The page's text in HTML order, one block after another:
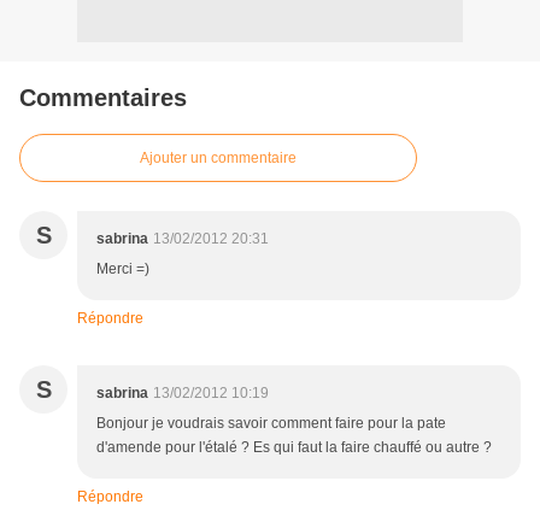
Commentaires
Ajouter un commentaire
S sabrina 13/02/2012 20:31
Merci =)
Répondre
S sabrina 13/02/2012 10:19
Bonjour je voudrais savoir comment faire pour la pate
d'amende pour l'étalé ? Es qui faut la faire chauffé ou autre ?
Répondre